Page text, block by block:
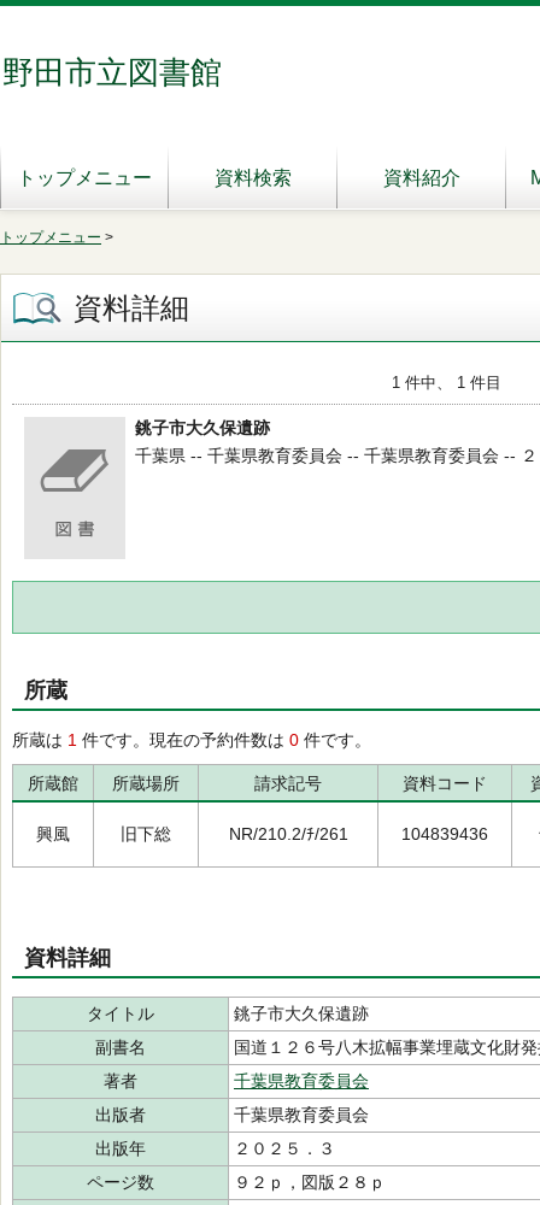
野田市立図書館
トップメニュー 資料検索 資料紹介
トップメニュー >
資料詳細
1 件中、 1 件目
銚子市大久保遺跡
千葉県 -- 千葉県教育委員会 -- 千葉県教育委員会 --
所蔵
所蔵は 1 件です。現在の予約件数は 0 件です。
所蔵館 所蔵場所 請求記号 資料コード
興風 旧下総 NR/210.2/ﾁ/261 104839436
資料詳細
タイトル
銚子市大久保遺跡
副書名
国道１２６号八木拡幅事業埋蔵文化財
著者
千葉県教育委員会
出版者
千葉県教育委員会
出版年
２０２５．３
ページ数
９２ｐ，図版２８ｐ